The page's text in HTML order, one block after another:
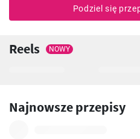
Podziel się
Reels NOWY
Najnowsze przepisy